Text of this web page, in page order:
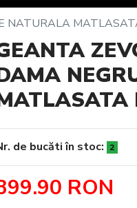
NATURALA
de bucăti în stoc: 2
RON